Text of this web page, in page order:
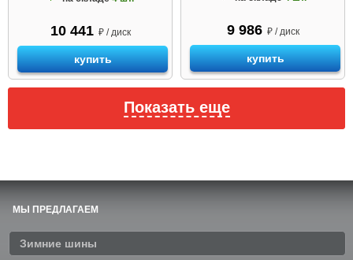
10 441 ₽ / диск
купить
9 986 ₽ / диск
купить
Показать еще
МЫ ПРЕДЛАГАЕМ
Зимние шины